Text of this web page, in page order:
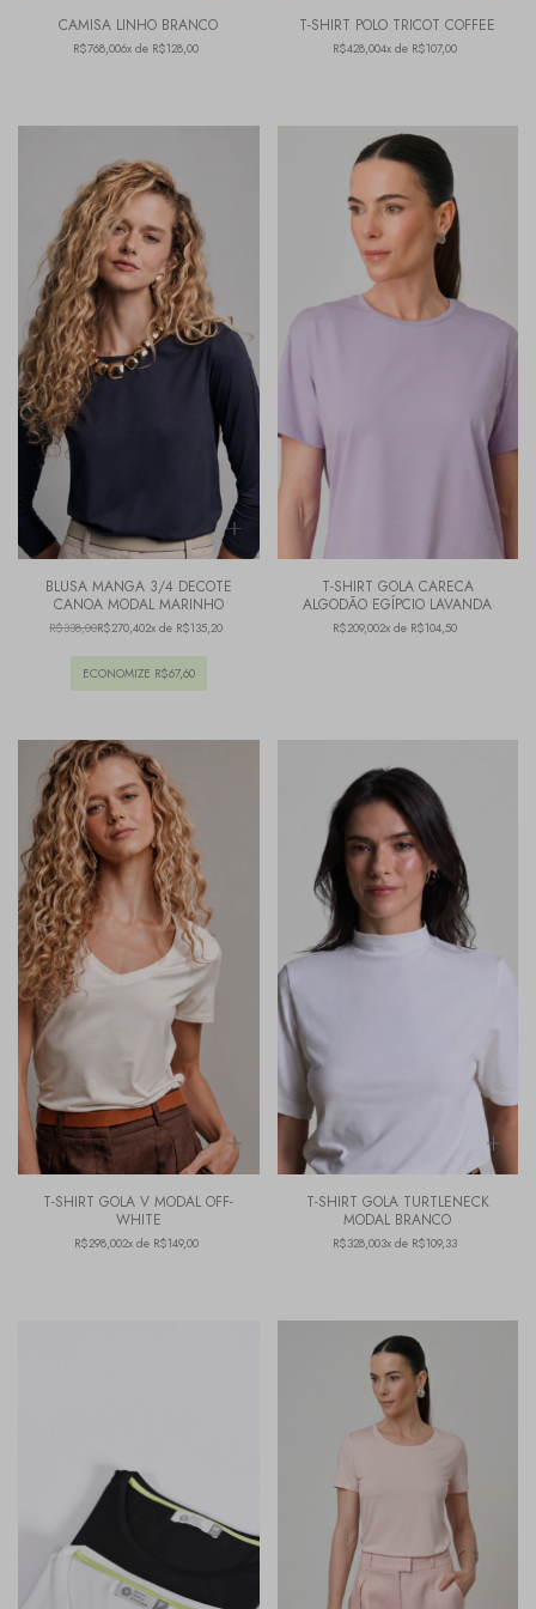
CAMISA LINHO BRANCO
R$768,006x de R$128,00
T-SHIRT POLO TRICOT COFFEE
R$428,004x de R$107,00
BLUSA MANGA 3/4 DECOTE
CANOA MODAL MARINHO
R$338,00R$270,402x de R$135,20
ECONOMIZE R$67,60
T-SHIRT GOLA CARECA
ALGODÃO EGÍPCIO LAVANDA
R$209,002x de R$104,50
T-SHIRT GOLA V MODAL OFF-
WHITE
R$298,002x de R$149,00
T-SHIRT GOLA TURTLENECK
MODAL BRANCO
R$328,003x de R$109,33